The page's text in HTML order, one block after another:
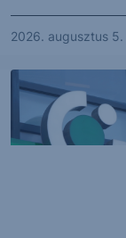
2026. augusztus 5.